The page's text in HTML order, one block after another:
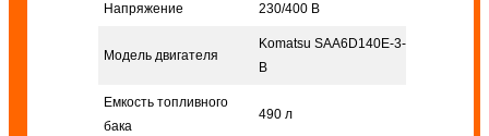
Напряжение 230/400 В
Модель двигателя
Komatsu SAA6D140E-3-
B
Емкость топливного
бака
490 л